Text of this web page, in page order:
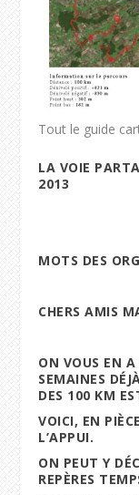
Tout le guide
LA VOIE
2013
MOTS DES
CHERS AMIS
ON VOUS EN A
SEMAINES
DES 100 KM
VOICI, EN
L’APPUI.
ON PEUT Y
REPÈRES